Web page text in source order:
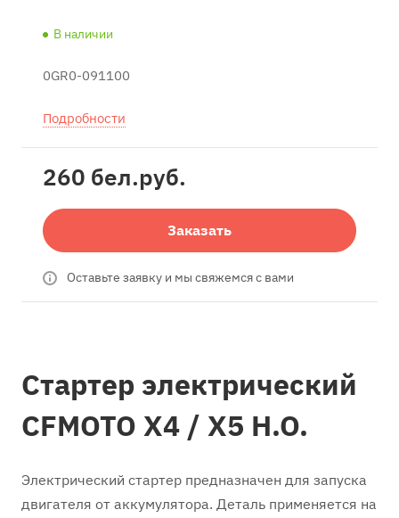
В наличии
0GR0-091100
Подробности
260 бел.руб.
Заказать
Оставьте заявку и мы свяжемся с вами
Стартер электрический
CFMOTO X4 / X5 H.O.
Электрический стартер предназначен для запуска
двигателя от аккумулятора. Деталь применяется на